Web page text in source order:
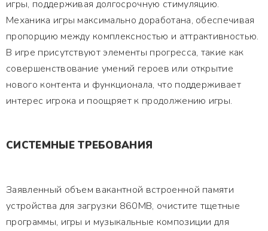
игры, поддерживая долгосрочную стимуляцию.
Механика игры максимально доработана, обеспечивая
пропорцию между комплексностью и аттрактивностью.
В игре присутствуют элементы прогресса, такие как
совершенствование умений героев или открытие
нового контента и функционала, что поддерживает
интерес игрока и поощряет к продолжению игры.
СИСТЕМНЫЕ ТРЕБОВАНИЯ
Заявленный объем вакантной встроенной памяти
устройства для загрузки 860MB, очистите тщетные
программы, игры и музыкальные композиции для